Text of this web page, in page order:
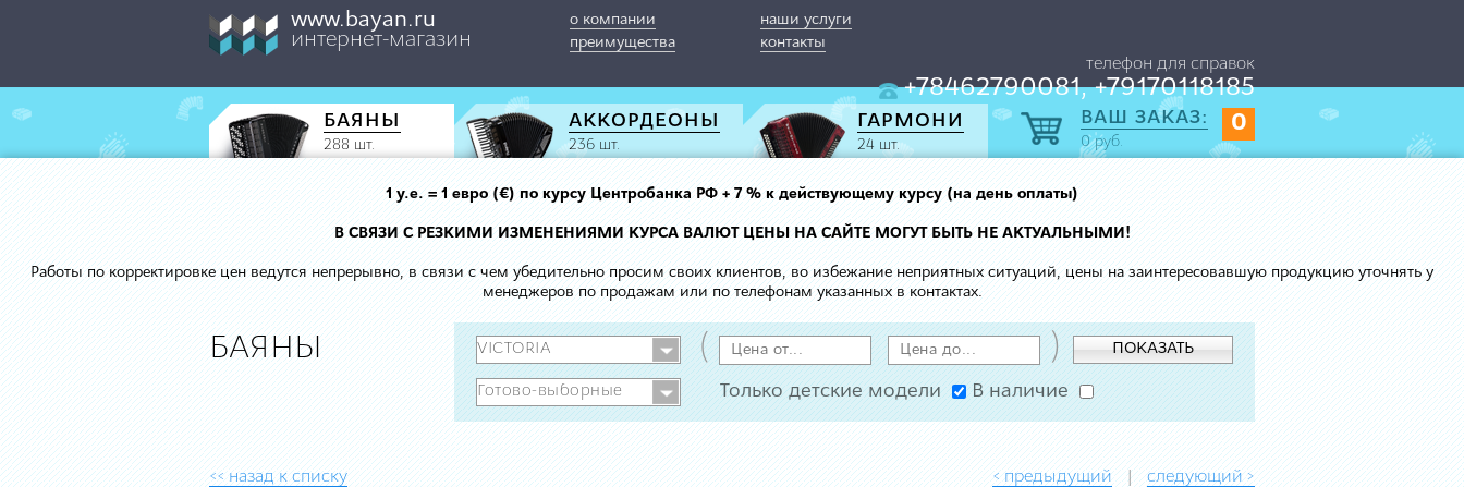
www.bayan.ru
интернет-магазин
о компании
наши услуги
преимущества
контакты
телефон для справок
+78462790081, +79170118185
БАЯНЫ
288 шт.
АККОРДЕОНЫ
236 шт.
ГАРМОНИ
24 шт.
0
ВАШ ЗАКАЗ:
0руб.
1 у.е. = 1 евро (€) по курсу Центробанка РФ + 7 % к действующему курсу (на день оплаты)
В СВЯЗИ С РЕЗКИМИ ИЗМЕНЕНИЯМИ КУРСА ВАЛЮТ ЦЕНЫ НА САЙТЕ МОГУТ БЫТЬ НЕ АКТУАЛЬНЫМИ!
Работы по корректировке цен ведутся непрерывно, в связи с чем убедительно просим своих клиентов, во избежание неприятных ситуаций, цены на заинтересовавшую продукцию уточнять у
менеджеров по продажам или по телефонам указанных в контактах.
БАЯНЫ ( ) ПОКАЗАТЬ
Только детские модели В наличие
<< назад к списку < предыдущий | следующий >